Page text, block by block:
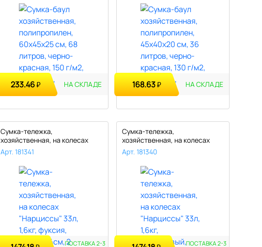
233.46₽ НА СКЛАДЕ 168.63₽ НА СКЛАДЕ
Сумка-тележка,
хозяйственная, на колесах
"Нарциссы" 33л..
Арт. 181341
ПОСТАВКА 2-3
Сумка-тележка,
хозяйственная, на колесах
"Нарциссы" 33л..
Арт. 181340
ПОСТАВКА 2-3